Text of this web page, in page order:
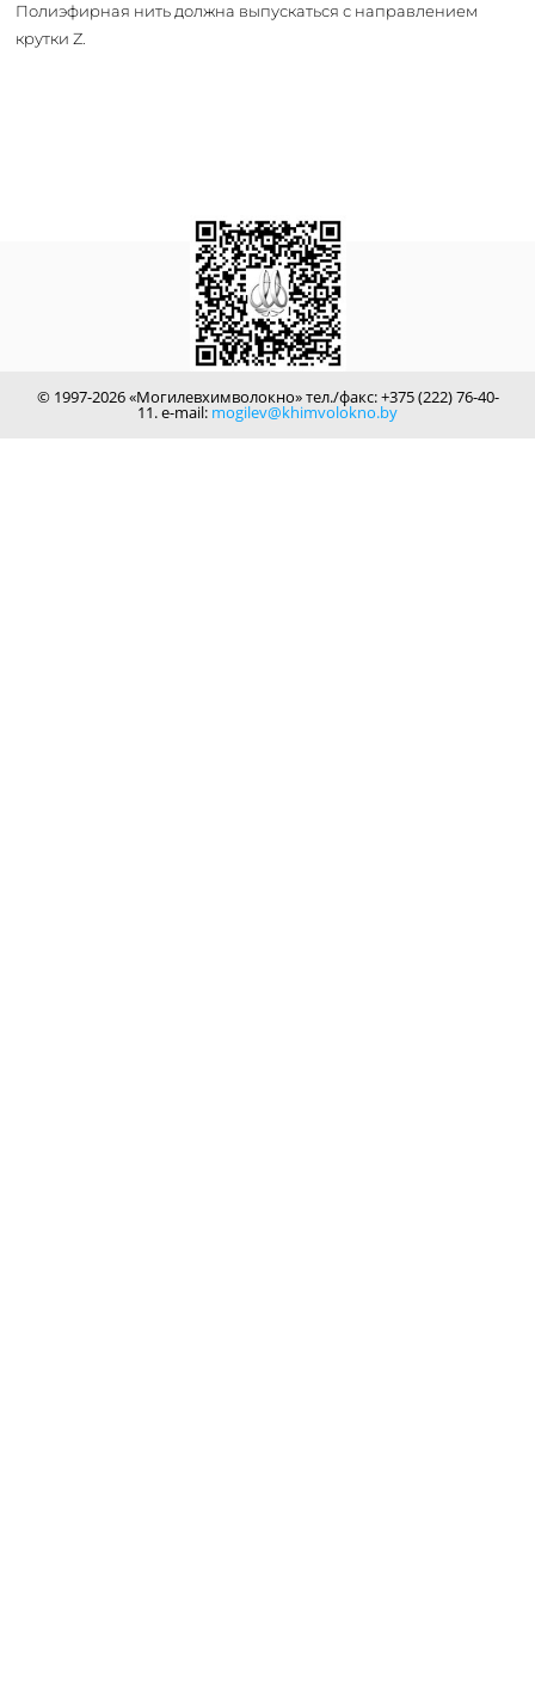
Полиэфирная нить должна выпускаться с направлением
крутки Z.
© 1997-2026 «Могилевхимволокно» тел./факс: +375 (222) 76-40-
11. e-mail: mogilev@khimvolokno.by